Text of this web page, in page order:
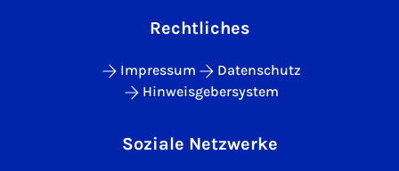
Rechtliches
Impressum
Datenschutz
Hinweisgebersystem
Soziale Netzwerke